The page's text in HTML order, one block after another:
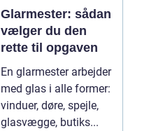
Glarmester: sådan
vælger du den
rette til opgaven
En glarmester arbejder
med glas i alle former:
vinduer, døre, spejle,
glasvægge, butiks...